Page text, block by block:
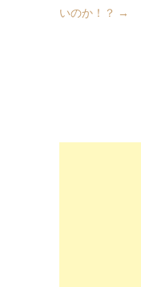
いのか！？ →